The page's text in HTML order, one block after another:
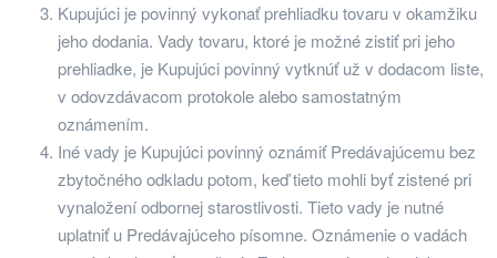
Kupujúci je povinný vykonať prehliadku tovaru v okamžiku
jeho dodania. Vady tovaru, ktoré je možné zistiť pri jeho
prehliadke, je Kupujúci povinný vytknúť už v dodacom liste,
v odovzdávacom protokole alebo samostatným
oznámením.
Iné vady je Kupujúci povinný oznámiť Predávajúcemu bez
zbytočného odkladu potom, keď tieto mohli byť zistené pri
vynaložení odbornej starostlivosti. Tieto vady je nutné
uplatniť u Predávajúceho písomne. Oznámenie o vadách